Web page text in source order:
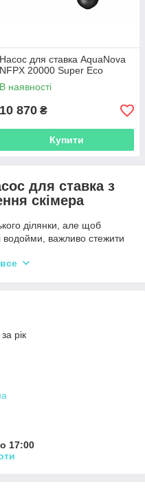
Насос для ставка AquaNova
NFPX 20000 Super Eco
В наявності
10 870 ₴
Купити
для ставка з
скімера
ділянки, але щоб
водойми, важливо стежити
яка може
Враховуючи,
електроенергії
енергозберігаючий
рік
17:00